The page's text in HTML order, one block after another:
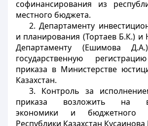
софинансирования из
местного бюджета.
2. Департаменту
и планирования (Тортаев Б.К.)
Департаменту (Ешимова
государственную
приказа в Министерстве
Казахстан.
3. Контроль за
приказа возложить на
экономики и бюджетного
Республики Казахстан